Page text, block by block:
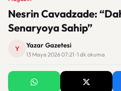
Nesrin Cavadzade:
Senaryoya Sahip”
Y Yazar Gazetesi
13 Mayıs 2026 07:21 · 1 dk okuma